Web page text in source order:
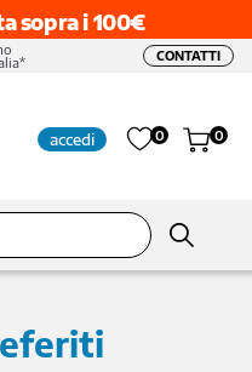
sopra i 100€
CONTATTI
accedi 0 0